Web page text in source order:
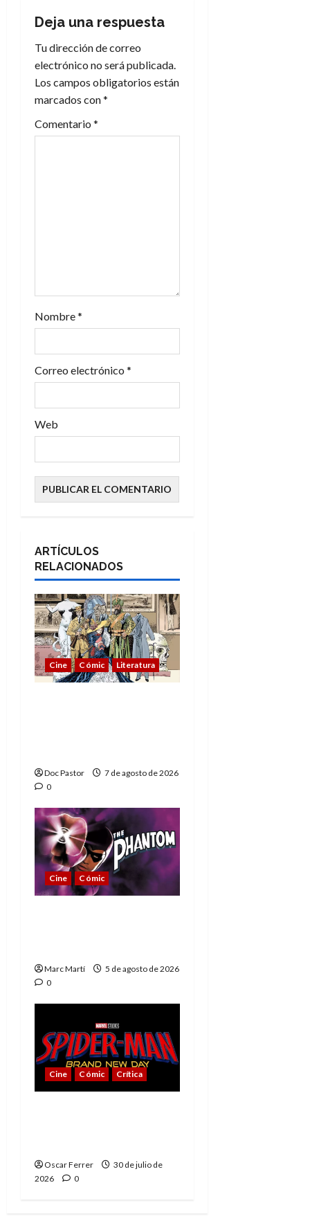
c
i
ó
n
r
a
d
a
s
Deja una respuesta
Tu dirección de correo
electrónico no será publicada.
Los campos obligatorios están
marcados con*
Comentario *
Nombre*
Correo electrónico *
Web
ARTÍCULOS
RELACIONADOS
Cine Cómic Literatura
Doc Pastor
7 de agosto de 2026
0
Cine Cómic
Marc Martí
5 de agosto de 2026
0
Cine Cómic Crítica
Oscar Ferrer
30 de julio de
2026
0